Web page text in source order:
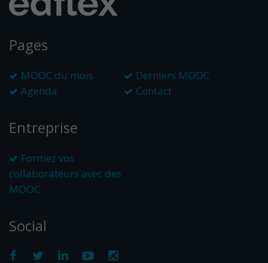
Pages
MOOC du mois
Derniers MOOC
Agenda
Contact
Entreprise
Formez vos
collaborateurs avec des
MOOC
Social